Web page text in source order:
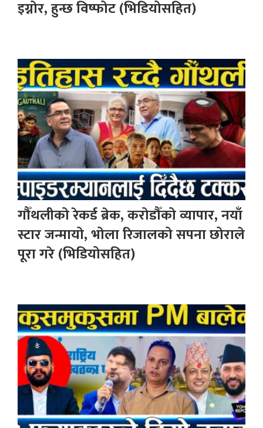
इग्नोर, हुन्छ विष्फोट (भिडियोसहित)
गौँथलीको रेकर्ड ब्रेक, करोडौँको व्यापार, नयाँ
स्टार जन्मायो, भोला रिजालको सपना छोराले
पूरा गरे (भिडियोसहित)